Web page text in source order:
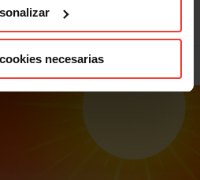
necesarias